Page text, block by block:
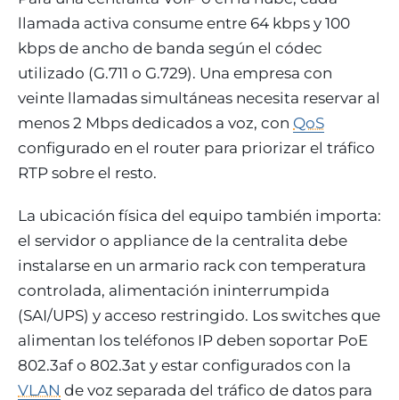
llamada activa consume entre 64 kbps y 100
kbps de ancho de banda según el códec
utilizado (G.711 o G.729). Una empresa con
veinte llamadas simultáneas necesita reservar al
menos 2 Mbps dedicados a voz, con QoS
configurado en el router para priorizar el tráfico
RTP sobre el resto.
La ubicación física del equipo también importa:
el servidor o appliance de la centralita debe
instalarse en un armario rack con temperatura
controlada, alimentación ininterrumpida
(SAI/UPS) y acceso restringido. Los switches que
alimentan los teléfonos IP deben soportar PoE
802.3af o 802.3at y estar configurados con la
VLAN de voz separada del tráfico de datos para